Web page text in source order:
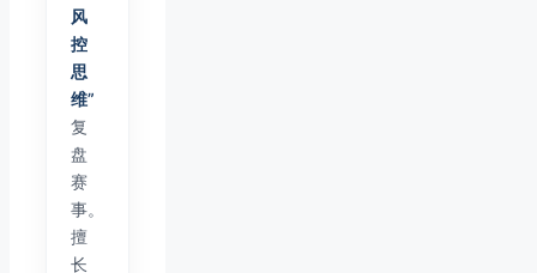
风
控
思
维”
复
盘
赛
事。
擅
长